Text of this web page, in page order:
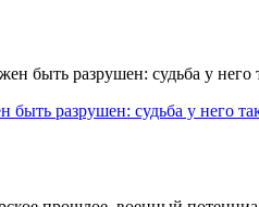
быть разрушен: судьба у него